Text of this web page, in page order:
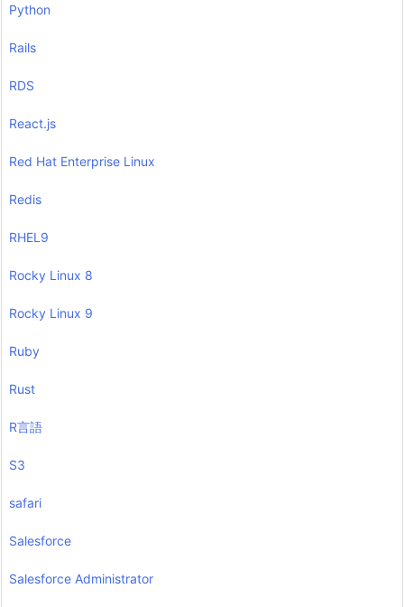
Python
Rails
RDS
React.js
Red Hat Enterprise Linux
Redis
RHEL9
Rocky Linux 8
Rocky Linux 9
Ruby
Rust
R言語
S3
safari
Salesforce
Salesforce Administrator